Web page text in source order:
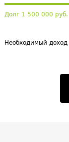
Долг 1 500 000 руб.
Необходимый доход